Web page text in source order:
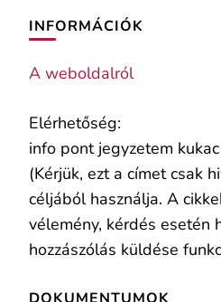
INFORMÁCIÓK
A weboldalról
Elérhetőség:
info pont jegyzetem
(Kérjük, ezt a címet csak
céljából használja. A
vélemény, kérdés esetén
hozzászólás küldése